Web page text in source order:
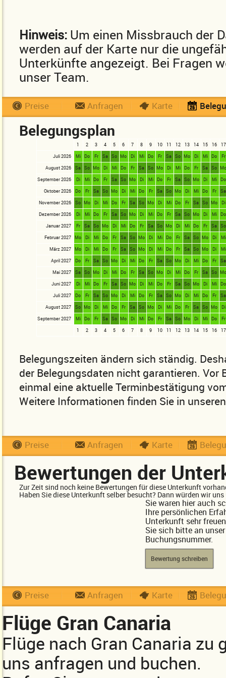
Hinweis: Um einen Missbrauch der
werden auf der Karte nur die
Unterkünfte angezeigt. Bei Fragen
unser Team.
Preise Anfragen Karte
Belegungsplan
1 2 3 4 5 6 7 8 9 10 11 12 13 14 15 16
17
Juli 2026
Mi Do Fr Sa So Mo Di Mi Do Fr Sa So Mo Di Mi Do
Fr
August 2026
Sa So Mo Di Mi Do Fr Sa So Mo Di Mi Do Fr Sa So
September 2026
Di Mi Do Fr Sa So Mo Di Mi Do Fr Sa So Mo Di Mi Do
Oktober 2026
Do Fr Sa So Mo Di Mi Do Fr Sa So Mo Di Mi Do Fr
Sa
November 2026
So Mo Di Mi Do Fr Sa So Mo Di Mi Do Fr Sa So Mo
Di
Dezember 2026
Di Mi Do Fr Sa So Mo Di Mi Do Fr Sa So Mo Di Mi Do
Januar 2027
Fr Sa So Mo Di Mi Do Fr Sa So Mo Di Mi Do Fr Sa So
Februar 2027 Mo Di Mi Do Fr Sa So Mo Di Mi Do Fr Sa So Mo Di
Mi
März 2027 Mo Di Mi Do Fr Sa So Mo Di Mi Do Fr Sa So Mo Di
Mi
April 2027
Do Fr Sa So Mo Di Mi Do Fr Sa So Mo Di Mi Do Fr
Sa
Mai 2027
Sa So Mo Di Mi Do Fr Sa So Mo Di Mi Do Fr Sa So
Juni 2027
Di Mi Do Fr Sa So Mo Di Mi Do Fr Sa So Mo Di Mi Do
Juli 2027
Do Fr Sa So Mo Di Mi Do Fr Sa So Mo Di Mi Do Fr
Sa
August 2027
So Mo Di Mi Do Fr Sa So Mo Di Mi Do Fr Sa So Mo
Di
September 2027
Mi Do Fr Sa So Mo Di Mi Do Fr Sa So Mo Di Mi Do
Fr
1
2 3 4 5 6 7 8 9 10 11 12 13 14 15 16 17
Belegungszeiten ändern sich ständig.
der Belegungsdaten nicht garantieren. Vor
einmal eine aktuelle Terminbestätigung
Weitere Informationen finden Sie in
Preise Anfragen Karte
Bewertungen der
Zur Zeit sind noch keine Bewertungen für diese Unterkunft
Haben Sie diese Unterkunft selber besucht? Dann würden wir
Sie waren hier auch
Ihre persönlichen
Unterkunft sehr
Sie sich bitte an
Buchungsnummer.
Bewertung schreiben
Preise Anfragen Karte
Flüge Gran Canaria
Flüge nach Gran Canaria zu
uns anfragen und buchen.